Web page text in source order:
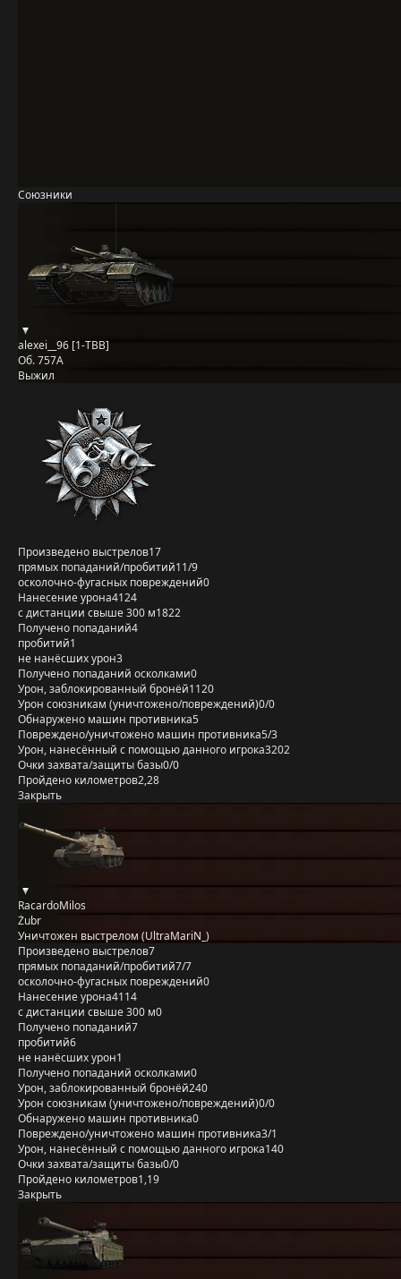
Союзники
alexei__96 [1-TBB]
Об. 757А
Выжил
Произведено выстрелов17
прямых попаданий/пробитий11/9
осколочно-фугасных повреждений0
Нанесение урона4124
с дистанции свыше 300 м1822
Получено попаданий4
пробитий1
не нанёсших урон3
Получено попаданий осколками0
Урон, заблокированный бронёй1120
Урон союзникам (уничтожено/повреждений)0/0
Обнаружено машин противника5
Повреждено/уничтожено машин противника5/3
Урон, нанесённый с помощью данного игрока3202
Очки захвата/защиты базы0/0
Пройдено километров2,28
Закрыть
RacardoMilos
Żubr
Уничтожен выстрелом (UltraMariN_)
Произведено выстрелов7
прямых попаданий/пробитий7/7
осколочно-фугасных повреждений0
Нанесение урона4114
с дистанции свыше 300 м0
Получено попаданий7
пробитий6
не нанёсших урон1
Получено попаданий осколками0
Урон, заблокированный бронёй240
Урон союзникам (уничтожено/повреждений)0/0
Обнаружено машин противника0
Повреждено/уничтожено машин противника3/1
Урон, нанесённый с помощью данного игрока140
Очки захвата/защиты базы0/0
Пройдено километров1,19
Закрыть